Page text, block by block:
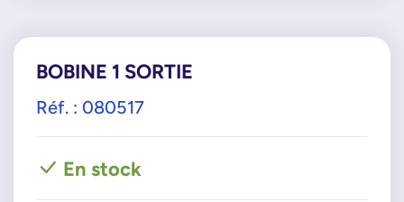
BOBINE 1 SORTIE
Réf. : 080517
En stock